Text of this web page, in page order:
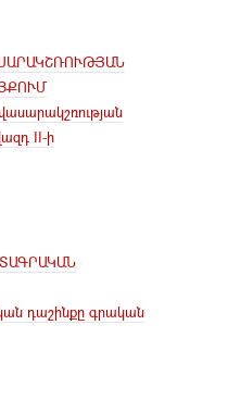
II-ի
դաշինքը գրական